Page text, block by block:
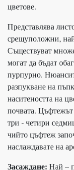
цветове.
Представлява
срещуположни,
Съществуват
могат да бъдат
пурпурно.
разпукване на
наситеността на
почвата.
три - четири
чийто цъфтеж
наслаждавате на
Засаждане: Най –